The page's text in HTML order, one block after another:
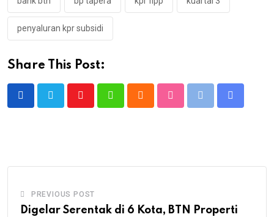
penyaluran kpr subsidi
Share This Post:
PREVIOUS POST
Digelar Serentak di 6 Kota, BTN Properti